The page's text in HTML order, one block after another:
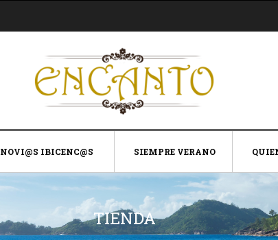
NOVI@S IBICENC@S SIEMPRE VERANO
TIENDA